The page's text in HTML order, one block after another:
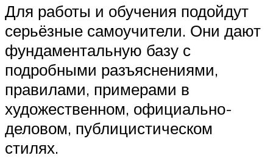
Для работы и обучения подойдут
серьёзные самоучители. Они дают
фундаментальную базу с
подробными разъяснениями,
правилами, примерами в
художественном, официально-
деловом, публицистическом
стилях.